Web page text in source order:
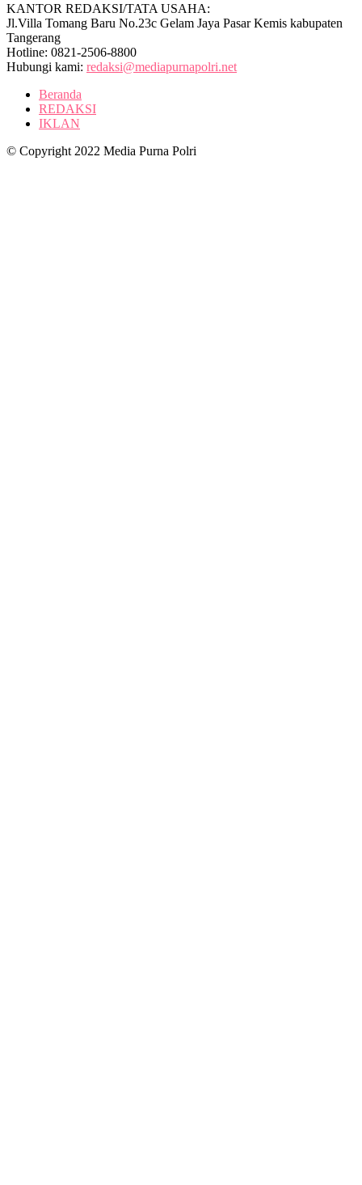
KANTOR REDAKSI/TATA USAHA:
Jl.Villa Tomang Baru No.23c Gelam Jaya Pasar Kemis kabupaten
Tangerang
Hotline: 0821-2506-8800
Hubungi kami: redaksi@mediapurnapolri.net
Beranda
REDAKSI
IKLAN
© Copyright 2022 Media Purna Polri